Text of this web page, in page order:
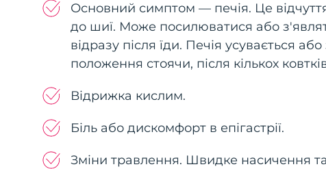
Основний симптом — печія. Це
до шиї. Може посилюватися або
відразу після їди. Печія усувається
положення стоячи, після кількох
Відрижка кислим.
Біль або дискомфорт в епігастрії.
Зміни травлення. Швидке насичення